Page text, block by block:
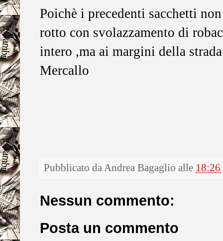
Poichè i precedenti sacchetti
rotto con svolazzamento di
intero ,ma ai margini della
Mercallo
Pubblicato daAndrea Bagaglio alle 18:26
Nessun commento:
Posta un commento